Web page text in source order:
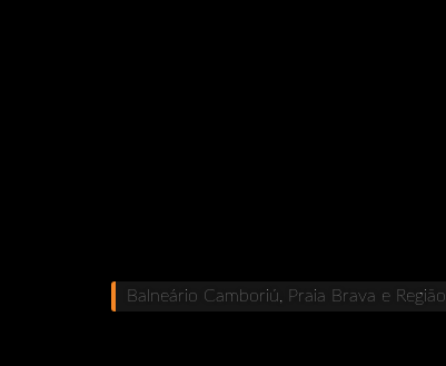
Balneário Camboriú, Praia Brava e Região